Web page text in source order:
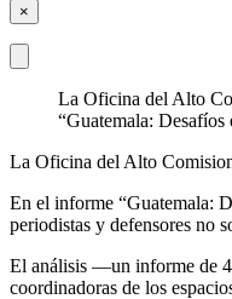
×
La Oficina del Alto
“Guatemala:
La Oficina del Alto
En el informe “Guatemala:
periodistas y defensores no
El análisis —un informe de
coordinadoras de los